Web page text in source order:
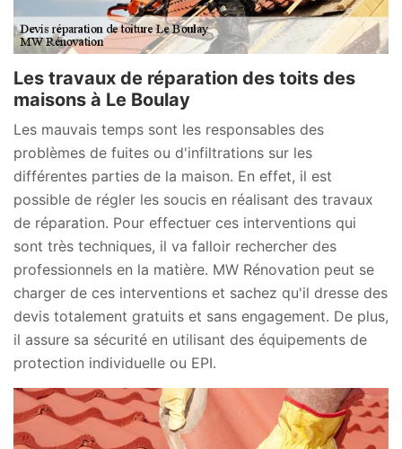
Les travaux de réparation des toits des
maisons à Le Boulay
Les mauvais temps sont les responsables des
problèmes de fuites ou d'infiltrations sur les
différentes parties de la maison. En effet, il est
possible de régler les soucis en réalisant des travaux
de réparation. Pour effectuer ces interventions qui
sont très techniques, il va falloir rechercher des
professionnels en la matière. MW Rénovation peut se
charger de ces interventions et sachez qu'il dresse des
devis totalement gratuits et sans engagement. De plus,
il assure sa sécurité en utilisant des équipements de
protection individuelle ou EPI.